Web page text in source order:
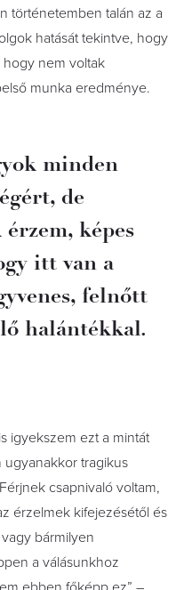
történetemben talán az a
hatását tekintve, hogy
nem voltak
munka eredménye.
minden
de
képes
itt van a
felnőtt
halántékkal.
igyekszem ezt a mintát
ugyanakkor tragikus
csapnivaló voltam,
érzelmek kifejezésétől és
bármilyen
a válásunkhoz